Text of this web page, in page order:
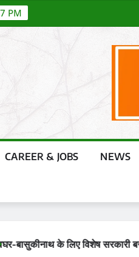
PM
CAREER & JOBS NEWS
में सड़क हादसा: एनएच-27 पर